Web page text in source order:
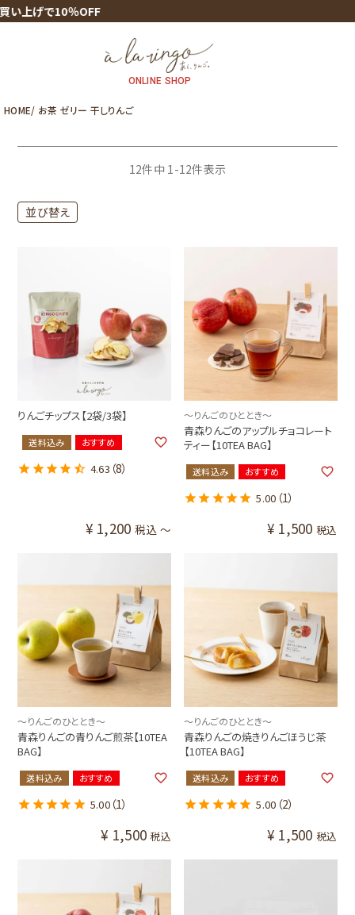
で10％OFF
ONLINE SHOP
HOME お茶 ゼリー 干しりんご
並び替え
12件中 1-12件表示
りんごチップス【2袋/3袋】
送料込み おすすめ
¥ 1,200 税込 〜
4.63 （8）
～りんごのひととき～
青森りんごのアップルチョコレート
ティー【10TEA BAG】
送料込み おすすめ
¥ 1,500 税込
5.00 （1）
～りんごのひととき～
青森りんごの青りんご煎茶【10TEA
BAG】
送料込み おすすめ
¥ 1,500 税込
5.00（1）
～りんごのひととき～
青森りんごの焼きりんごほうじ茶
【10TEA BAG】
送料込み おすすめ
¥ 1,500 税込
5.00 （2）